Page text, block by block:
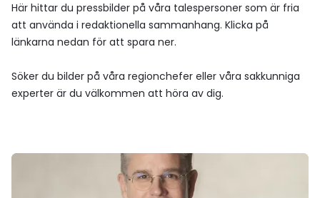
november 2025.
Här hittar du pressbilder på våra talespersoner som är fria
att använda i redaktionella sammanhang. Klicka på
länkarna nedan för att spara ner.
Söker du bilder på våra regionchefer eller våra sakkunniga
experter är du välkommen att höra av dig.
Läs mer